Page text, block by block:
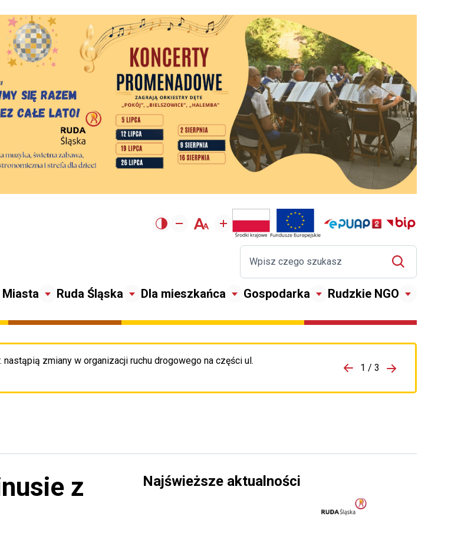
Ruda Śląska Dla mieszkańca Gospodarka Rudzkie NGO
nastąpią zmiany w organizacji ruchu drogowego na części ul.Przejdź do porzpedniego komunikatu 1 / 3
Przejdź do
z
Najświeższe aktualności